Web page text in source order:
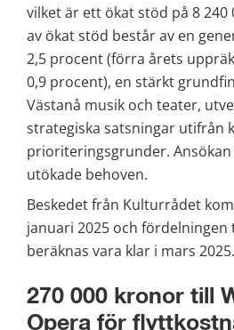
vilket är ett ökat stöd på 8
av ökat stöd består av en
2,5 procent (förra årets
0,9 procent), en stärkt
Västanå musik och teater,
strategiska satsningar utifrån
prioriteringsgrunder.
utökade behoven.
Beskedet från Kulturrådet
januari 2025 och
beräknas vara klar i mars 2025.
270 000 kronor till
Opera för